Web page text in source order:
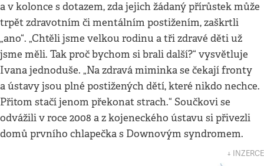
a v kolonce s dotazem, zda jejich žádaný přírůstek může
trpět zdravotním či mentálním postižením, zaškrtli
„ano“. „Chtěli jsme velkou rodinu a tři zdravé děti už
jsme měli. Tak proč bychom si brali další?“ vysvětluje
Ivana jednoduše. „Na zdravá miminka se čekají fronty
a ústavy jsou plné postižených dětí, které nikdo nechce.
Přitom stačí jenom překonat strach.“ Součkovi se
odvážili v roce 2008 a z kojeneckého ústavu si přivezli
domů prvního chlapečka s Downovým syndromem.
↓ INZERCE